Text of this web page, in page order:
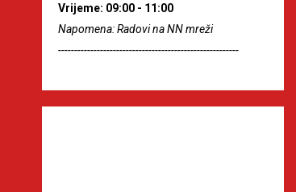
Vrijeme: 09:00 - 11:00
Napomena: Radovi na NN mreži
--------------------------------------------------------